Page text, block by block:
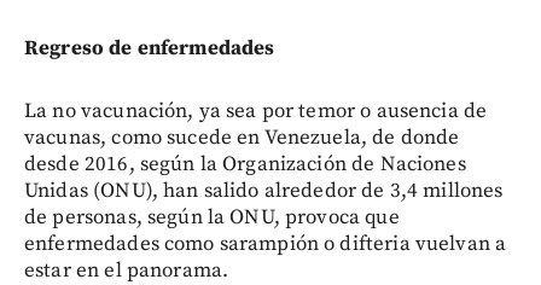
Regreso de enfermedades
La no vacunación, ya sea por temor o ausencia de
vacunas, como sucede en Venezuela, de donde
desde 2016, según la Organización de Naciones
Unidas (ONU), han salido alrededor de 3,4 millones
de personas, según la ONU, provoca que
enfermedades como sarampión o difteria vuelvan a
estar en el panorama.